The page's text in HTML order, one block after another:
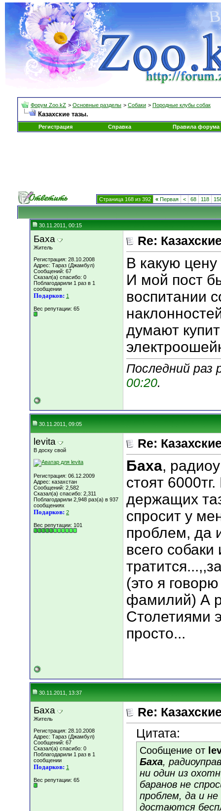
Форум Zoo.kZ > Основные разделы > Собаки > Породные клубы собак
Казахские тазы.
Регистрация Справка Правила форума
Страница 168 из 392 « Первая < 68 118
30.11.2011, 00:15
Баха
Житель
Регистрация: 28.10.2008
Адрес: Тараз (Джамбул)
Сообщений: 67
Сказал(а) спасибо: 0
Поблагодарили 1 раз в 1
сообщении
Подарков: 1
Вес репутации: 65
Re:
В какую цену
И мой пост
воспитании
думают
Последний раз
00:20.
30.11.2011, 09:05
levita
В доску свой
Регистрация: 06.12.2009
Адрес: казахстан
Сообщений: 2,582
Сказал(а) спасибо: 2,311
Поблагодарили 2,948 раз(а) в 937
сообщениях
Подарков: 2
Вес репутации: 101
Re:
Баха,
стоят
держащих
спросит у
проблем, да
всего
(это я
фамилий) А
Столетиями
просто...
30.11.2011, 13:37
Баха
Житель
Регистрация: 28.10.2008
Адрес: Тараз (Джамбул)
Сообщений: 67
Сказал(а) спасибо: 0
Поблагодарили 1 раз в 1
сообщении
Подарков: 1
Вес репутации: 65
Re:
Цитата:
Сообщение от
Баха,
ни один из
баранов не
проблем, да и
достаются